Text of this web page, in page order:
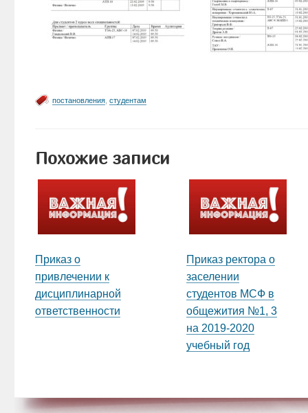
постановления, студентам
Похожие записи
Приказ о
привлечении к
дисциплинарной
ответственности
Приказ ректора о
заселении
студентов МСФ в
общежития №1, 3
на 2019-2020
учебный год